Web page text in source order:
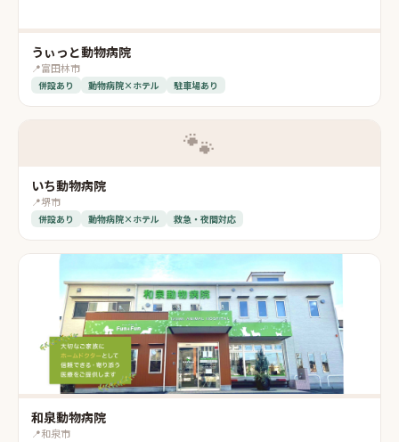
うぃっと動物病院
📍富田林市
併設あり 動物病院×ホテル 駐車場あり
🐾
いち動物病院
📍堺市
併設あり 動物病院×ホテル 救急・夜間対応
和泉動物病院
📍和泉市